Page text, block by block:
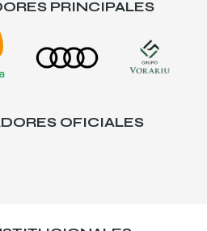
PRINCIPALES
OFICIALES